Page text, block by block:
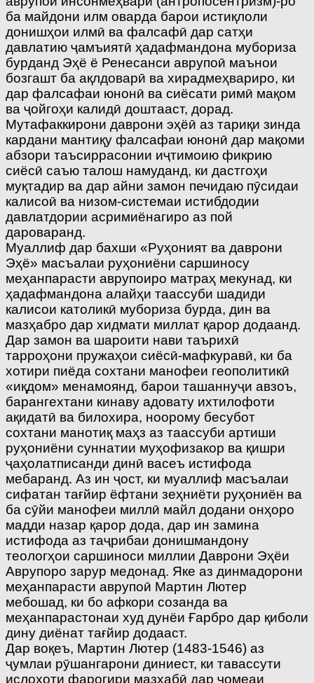
ба майдони илм оварда барои истиқлоли
донишҳои илмӣ ва фалсафӣ дар сатҳи
давлатию ҷамъиятӣ ҳадафмандона мубориза
бурданд Эҳё ё Ренесанси аврупоӣ маънои
бозгашт ба ақлдоварӣ ва хирадмеҳвариро, ки
дар фалсафаи юнонӣ ва сиёсати римӣ мақом
ва ҷойгоҳи калидӣ доштааст, дорад.
Мутафаккирони даврони эҳёӣ аз тариқи зинда
кардани мантиқу фалсафаи юнонӣ дар мақоми
абзори таъсиррасонии иҷтимоию фикрию
сиёсӣ саъю талош намуданд, ки дастгоҳи
муқтадир ва дар айни замон печидаю пӯсидаи
калисоӣ ва низом-системаи истибдодии
давлатдории асримиёнагиро аз пой
дароваранд.
Муаллиф дар бахши «Руҳоният ва даврони
Эҳё» масъалаи руҳониёни саршиносу
меҳанпарасти аврупоиро матраҳ мекунад, ки
ҳадафмандона алайҳи таассуби шадиди
калисои католикӣ мубориза бурда, дин ва
мазҳабро дар хидмати миллат қарор додаанд.
Дар замон ва шароити нави таърихӣ
тарроҳони пружаҳои сиёсӣ-мафкуравӣ, ки ба
хотири пиёда сохтани манофеи геополитикӣ
«иқдом» менамоянд, барои ташаннуҷи авзоъ,
барангехтани кинаву адовату ихтилофоти
ақидатӣ ва билохира, ноорому бесубот
сохтани манотиқ маҳз аз таассуби артиши
руҳониёни суннатии муҳофизакор ва қишри
ҷаҳолатписанди динӣ васеъ истифода
мебаранд. Аз ин ҷост, ки муаллиф масъалаи
сифатан тағйир ёфтани зеҳниёти руҳониён ва
ба сӯйи манофеи миллӣ майл додани онҳоро
мадди назар қарор дода, дар ин замина
истифода аз таҷрибаи донишмандону
теологҳои саршиноси миллии Даврони Эҳёи
Аврупоро зарур медонад. Яке аз динмадорони
меҳанпарасти аврупоӣ Мартин Лютер
мебошад, ки бо афкори созанда ва
меҳанпарастонаи худ дунёи Ғарбро дар қиболи
дину диёнат тағйир додааст.
Дар воқеъ, Мартин Лютер (1483-1546) аз
ҷумлаи рӯшангарони диниест, ки тавассути
ислоҳоти фарогири мазҳабӣ дар ҷомеаи